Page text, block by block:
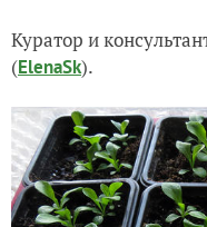
Куратор и
(ElenaSk).